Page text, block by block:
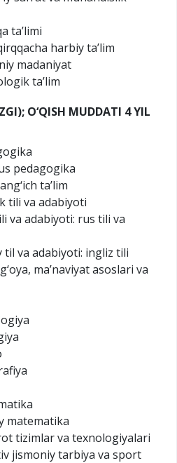
ta’limi
harbiy ta’lim
madaniyat
ta’lim
O‘QISH MUDDATI 4 YIL
pedagogika
ta’lim
tili va adabiyoti
va adabiyoti: rus tili va
va adabiyoti: ingliz tili
ma’naviyat asoslari va
matematika
tizimlar va texnologiyalari
jismoniy tarbiya va sport